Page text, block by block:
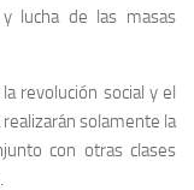
lucha de las masas
revolución social y el
solamente la
con otras clases